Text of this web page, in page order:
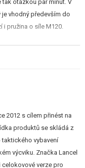
tak otázkou pár minut. V
vhodný především do
i pružina o síle M120.
odolného nylonu
2012 s cílem přinést na
produktů se skládá z
taktického vybavení
výcviku. Značka Lancel
verze pro